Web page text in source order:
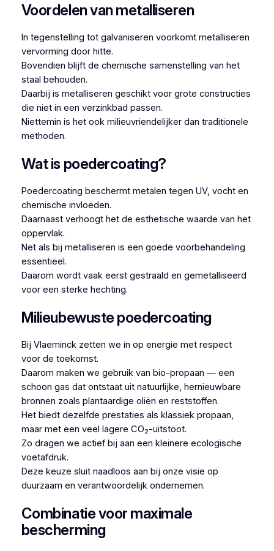
Voordelen van metalliseren
In tegenstelling tot galvaniseren voorkomt metalliseren
vervorming door hitte.
Bovendien blijft de chemische samenstelling van het
staal behouden.
Daarbij is metalliseren geschikt voor grote constructies
die niet in een verzinkbad passen.
Niettemin is het ook milieuvriendelijker dan traditionele
methoden.
Wat is poedercoating?
Poedercoating beschermt metalen tegen UV, vocht en
chemische invloeden.
Daarnaast verhoogt het de esthetische waarde van het
oppervlak.
Net als bij metalliseren is een goede voorbehandeling
essentieel.
Daarom wordt vaak eerst gestraald en gemetalliseerd
voor een sterke hechting.
Milieubewuste poedercoating
Bij Vlaeminck zetten we in op energie met respect
voor de toekomst.
Daarom maken we gebruik van bio-propaan — een
schoon gas dat ontstaat uit natuurlijke, hernieuwbare
bronnen zoals plantaardige oliën en reststoffen.
Het biedt dezelfde prestaties als klassiek propaan,
maar met een veel lagere CO₂-uitstoot.
Zo dragen we actief bij aan een kleinere ecologische
voetafdruk.
Deze keuze sluit naadloos aan bij onze visie op
duurzaam en verantwoordelijk ondernemen.
Combinatie voor maximale
bescherming